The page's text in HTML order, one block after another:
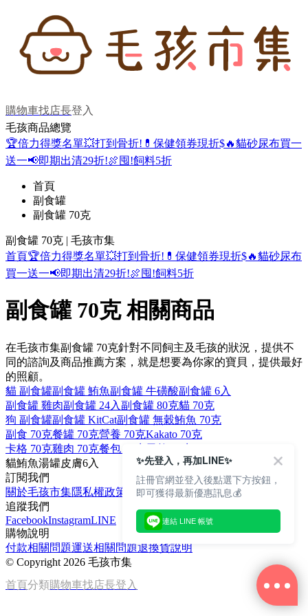
購物車找店長登入
毛孩商品總覽
🏆倍力得獎名單💥打到骨折! 💊保健領券現折$🔥貓砂尿布買一
送一📢即期出清29折!🍖囤!飼料5折
首頁
副食罐
副食罐 70克
副食罐 70克 | 毛孩市集
首頁🏆倍力得獎名單💥打到骨折! 💊保健領券現折$🔥貓砂尿布
買一送一📢即期出清29折!🍖囤!飼料5折
副食罐 70克 相關商品
在毛孩市集副食罐 70克針對不同飼主及毛孩的狀況，提供不
同的諮詢及商品推薦方案，就是想要為你家的寶貝，提供最好
的照顧。
貓 副食罐副食罐 鮪魚副食罐 牛磺酸副食罐 6入
副食罐 雞肉副食罐 24入副食罐 80克貓 70克
狗 副食罐副食罐 KitCat副食罐 無穀鮪魚 70克
副食 70克餐罐 70克營養 70克Kakato 70克
卡格 70克雞肉 70克餐包 70克
貓鮪魚湯罐皮膚6入
訂閱我們
關於毛孩市集隱私權政策
文章
追蹤我們
FacebookInstagramLINE
購物說明
付款相關問題運送相關問題退換貨說明
© Copyright 2026 毛孩市集
首頁分類購物車找店長登入
✨先登入，再加LINE✨
註冊官網並登入後點選下方按鈕，
即可獲得最新優惠訊息💰
連結 LINE 帳號